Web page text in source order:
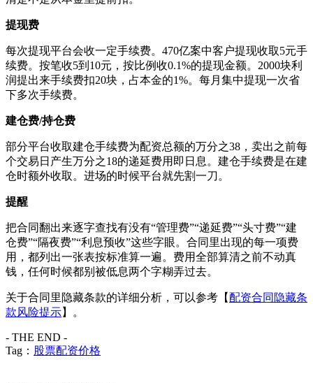
提现费
每次提现平台会收一定手续费。470亿案中客户提现收取5元手
续费。按笔收5到10元，按比例收0.1%的提现金额。2000块利
润提出来手续费扣20块，占本金的1%。每月集中提现一次省
下多次手续费。
建仓费/持仓费
部分平台收取建仓手续费为配资总额的万分之38，卖出之前每
个交易日产生万分之18的递延费用即日息。建仓手续费是在建
仓时额外收取。进场的时候平台就先割一刀。
提醒
把合同翻出来逐字查找有没有“管理费”“递延费”“头寸费”“建
仓费”“隔夜费”“利息预收”这些字眼。合同里出现的每一项费
用，都列出一张表按标准算一遍。费用全部算清之前不动真
钱，任何时候都别被低息两个字糊弄过去。
关于合同里隐藏条款的详细分析，可以参考【配资合同隐藏条
款风险提示】。
- THE END -
Tag： 股票配资价格